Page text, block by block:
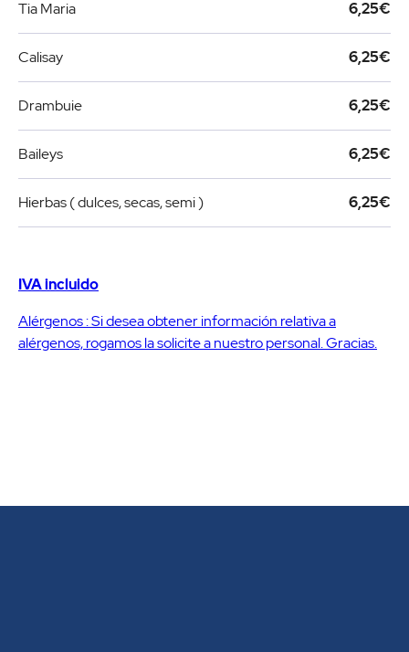
Tia Maria 6,25€
Calisay 6,25€
Drambuie 6,25€
Baileys 6,25€
Hierbas ( dulces, secas, semi ) 6,25€
IVA incluido
Alérgenos : Si desea obtener información relativa a
alérgenos, rogamos la solicite a nuestro personal. Gracias.